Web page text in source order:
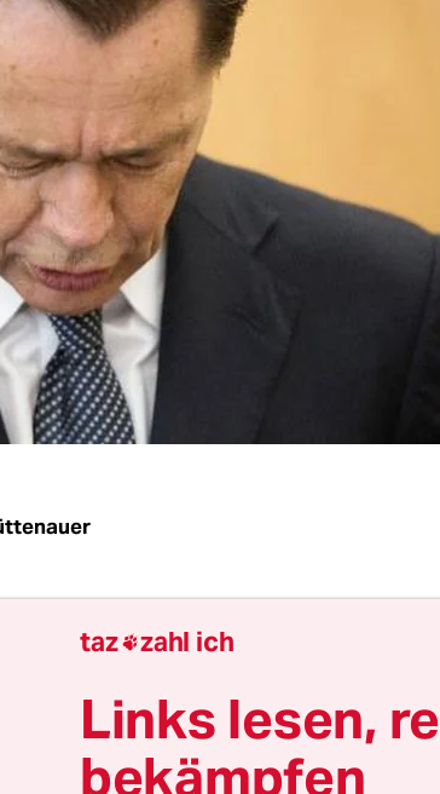
Middelhoff! Wir kennen sein
Gesicht weichen wollte, als er den
hatte, dass eine Aktie nur noch ein
seine Uhr, die er bei einer
und wissen, dass sie für über
taz zahl ich
Links lesen,
bekämpfen